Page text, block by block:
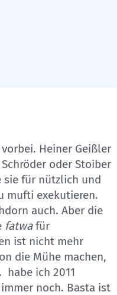
Heiner Geißler
oder Stoiber
sie für nützlich und
mufti exekutieren.
auch. Aber die
fatwafür
ist nicht mehr
die Mühe machen,
habe ich 2011
noch. Basta ist